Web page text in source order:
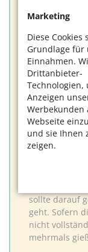
Marketing
Diese Cookies
Grundlage für
Einnahmen.
Drittanbieter-
Technologien,
Anzeigen
Werbekunden
Webseite
und sie Ihnen
zeigen.
Säcke von
Anderenfalls
Wassersack
etablieren.
Wässern
Flächig gießen
Gießen Sie
jungen
tieferen
Am
sollte darauf
geht. Sofern
nicht
mehrmals